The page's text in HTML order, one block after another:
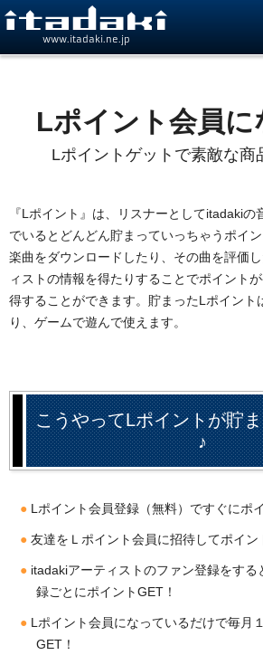
www.itadaki.ne.jp
Lポイント会員に
Lポイントゲットで素敵な商
『Lポイント』は、リスナーとしてitadakiの
でいるとどんどん貯まっていっちゃうポイン
楽曲をダウンロードしたり、その曲を評価
ィストの情報を得たりすることでポイント
得することができます。貯まったLポイント
り、ゲームで遊んで使えます。
こうやってLポイントが貯
♪
Lポイント会員登録（無料）ですぐにポ
友達をＬポイント会員に招待してポイン
itadakiアーティストのファン登録をする
録ごとにポイントGET！
Lポイント会員になっているだけで毎月
GET！